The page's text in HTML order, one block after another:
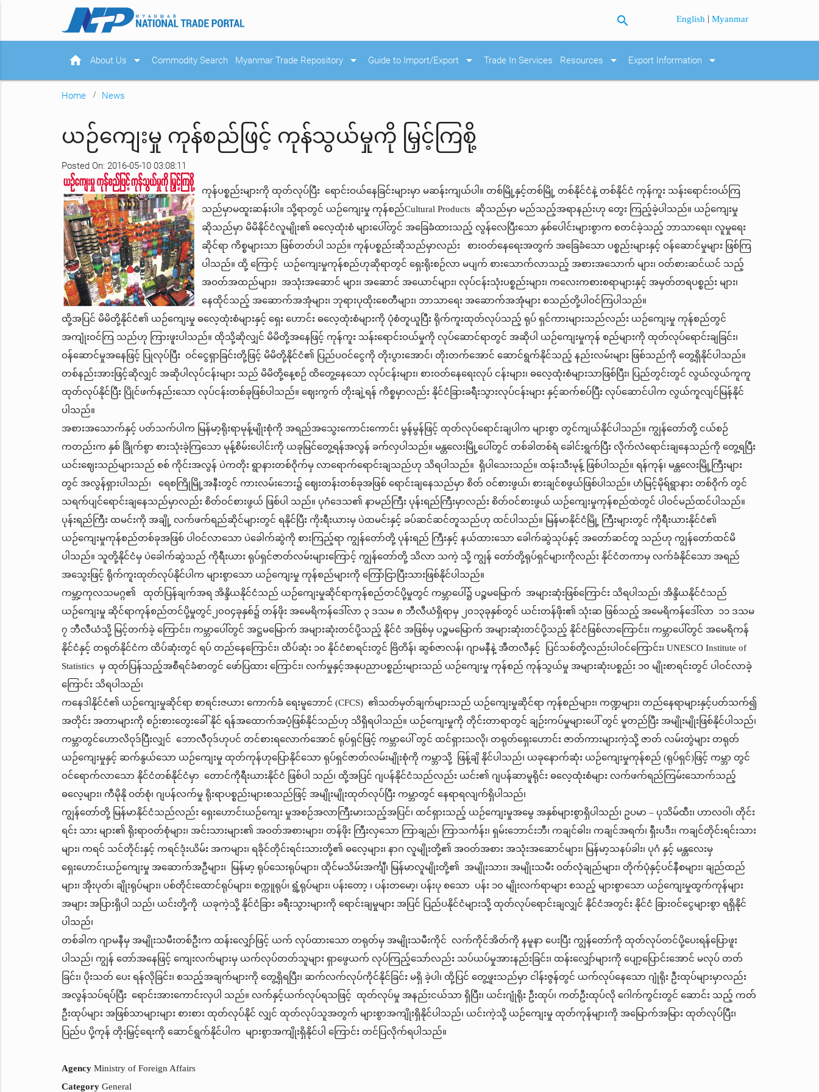
search English |Myanmar
home About Us arrow_drop_down Commodity Search Myanmar Trade Repository arrow_drop_down Guide to Import/Export arrow_drop_down Trade In Services Resources arrow_drop_down Export Information arrow_drop_down
Home News
ယဉ်ကျေးမှု ကုန်စည်ဖြင့် ကုန်သွယ်မှုကို မြှင့်ကြစို့
Posted On: 2016-05-10 03:08:11
ကုန်ပစ္စည်းများကို ထုတ်လုပ်ပြီး ရောင်းဝယ်နေခြင်းများမှာ မဆန်းကျယ်ပါ။ တစ်မြို့နှင့်တစ်မြို့ တစ်နိုင်ငံနဲ့ တစ်နိုင်ငံ ကုန်ကူး သန်းရောင်းဝယ်ကြ
သည်မှာမထူးဆန်းပါ။ သို့ရာတွင် ယဉ်ကျေးမှု ကုန်စည်Cultural Products ဆိုသည်မှာ မည်သည့်အရာနည်းဟု တွေး ကြည့်ခဲ့ပါသည်။ ယဉ်ကျေးမှု
ဆိုသည်မှာ မိမိနိုင်ငံလူမျိုး၏ ဓလေ့ထုံးစံ များပေါ်တွင် အခြေခံထားသည့် လွန်လေပြီးသော နှစ်ပေါင်းများစွာက စတင်ခဲ့သည့် ဘာသာရေး၊ လူမှုရေး
ဆိုင်ရာ ကိစ္စများသာ ဖြစ်တတ်ပါ သည်။ ကုန်ပစ္စည်းဆိုသည်မှာလည်း စားဝတ်နေရေးအတွက် အခြေခံသော ပစ္စည်းများနှင့် ဝန်ဆောင်မှုများ ဖြစ်ကြ
ပါသည်။ ထို့ ကြောင့် ယဉ်ကျေးမှုကုန်စည်ဟုဆိုရာတွင် ရှေးရိုးစဉ်လာ မပျက် စားသောက်လာသည့် အစားအသောက် များ၊ ဝတ်စားဆင်ယင် သည့်
အဝတ်အထည်များ၊ အသုံးအဆောင် များ၊ အဆောင် အယောင်များ၊ လုပ်ငန်းသုံးပစ္စည်းများ၊ ကလေးကစားစရာများနှင့် အမှတ်တရပစ္စည်း များ၊
နေထိုင်သည့် အဆောက်အအုံများ၊ ဘုရားပုထိုးစေတီများ၊ ဘာသာရေး အဆောက်အအုံများ စသည်တို့ပါဝင်ကြပါသည်။
ထို့အပြင် မိမိတို့နိုင်ငံ၏ ယဉ်ကျေးမှု ဓလေ့ထုံးစံများနှင့် ရှေး ဟောင်း ဓလေ့ထုံးစံများကို ပုံစံတူယူပြီး ရိုက်ကူးထုတ်လုပ်သည့် ရုပ် ရှင်ကားများသည်လည်း ယဉ်ကျေးမှု ကုန်စည်တွင်
အကျုံးဝင်ကြ သည်ဟု ကြားဖူးပါသည်။ ထိုသို့ဆိုလျှင် မိမိတို့အနေဖြင့် ကုန်ကူး သန်းရောင်းဝယ်မှုကို လုပ်ဆောင်ရာတွင် အဆိုပါ ယဉ်ကျေးမှုကုန် စည်များကို ထုတ်လုပ်ရောင်းချခြင်း၊
ဝန်ဆောင်မှုအနေဖြင့် ပြုလုပ်ပြီး ဝင်ငွေရှာခြင်းတို့ဖြင့် မိမိတို့နိုင်ငံ၏ ပြည်ပဝင်ငွေကို တိုးပွားအောင်၊ တိုးတက်အောင် ဆောင်ရွက်နိုင်သည့် နည်းလမ်းများ ဖြစ်သည်ကို တွေ့ရှိနိုင်ပါသည်။
တစ်နည်းအားဖြင့်ဆိုလျှင် အဆိုပါလုပ်ငန်းများ သည် မိမိတို့နေ့စဉ် ထိတွေ့နေသော လုပ်ငန်းများ၊ စားဝတ်နေရေးလုပ် ငန်းများ၊ ဓလေ့ထုံးစံများသာဖြစ်ပြီး၊ ပြည်တွင်းတွင် လွယ်လွယ်ကူကူ
ထုတ်လုပ်နိုင်ပြီး ပြိုင်ဖက်နည်းသော လုပ်ငန်းတစ်ခုဖြစ်ပါသည်။ ဈေးကွက် တိုးချဲ့ရန် ကိစ္စမှာလည်း နိုင်ငံခြားခရီးသွားလုပ်ငန်းများ နှင့်ဆက်စပ်ပြီး လုပ်ဆောင်ပါက လွယ်ကူလျင်မြန်နိုင်
ပါသည်။
အစားအသောက်နှင့် ပတ်သက်ပါက မြန်မာ့ရိုးရာမုန့်မျိုးစုံကို အရည်အသွေးကောင်းကောင်း မွန်မွန်ဖြင့် ထုတ်လုပ်ရောင်းချပါက များစွာ တွင်ကျယ်နိုင်ပါသည်။ ကျွန်တော်တို့ ငယ်စဉ်
ကတည်းက နှစ် ခြိုက်စွာ စားသုံးခဲ့ကြသော မုန့်စိမ်းပေါင်းကို ယခုမြင်တွေ့ရန်အလွန် ခက်လှပါသည်။ မန္တလေးမြို့ပေါ်တွင် တစ်ခါတစ်ရံ ခေါင်းရွက်ပြီး လိုက်လံရောင်းချနေသည်ကို တွေ့ရပြီး
ယင်းဈေးသည်များသည် စစ် ကိုင်းအလွန် ပဲကတိုး ရွာနားတစ်ဝိုက်မှ လာရောက်ရောင်းချသည်ဟု သိရပါသည်။ ရှိပါသေးသည်။ ထန်းသီးမုန့် ဖြစ်ပါသည်။ ရန်ကုန်၊ မန္တလေးမြို့ကြီးများ
တွင် အလွန်ရှားပါသည်၊ ရေစကြိုမြို့အနီးတွင် ကားလမ်းဘေး၌ ဈေးတန်းတစ်ခုအဖြစ် ရောင်းချနေသည်မှာ စိတ် ဝင်စားဖွယ်၊ စားချင်စဖွယ်ဖြစ်ပါသည်။ ဟံမြင့်မိုရ်ရွာနား တစ်ဝိုက် တွင်
သရက်ပျင်ရောင်းချနေသည်မှာလည်း စိတ်ဝင်စားဖွယ် ဖြစ်ပါ သည်။ ပုဂံဒေသ၏ နာမည်ကြီး ပုန်းရည်ကြီးမှာလည်း စိတ်ဝင်စားဖွယ် ယဉ်ကျေးမှုကုန်စည်ထဲတွင် ပါဝင်မည်ထင်ပါသည်။
ပုန်းရည်ကြီး ထမင်းကို အချို့ လက်ဖက်ရည်ဆိုင်များတွင် ရနိုင်ပြီး ကိုးရီးယားမှ ပဲထမင်းနှင့် ခပ်ဆင်ဆင်တူသည်ဟု ထင်ပါသည်။ မြန်မာနိုင်ငံမြို့ ကြီးများတွင် ကိုရီးယားနိုင်ငံ၏
ယဉ်ကျေးမှုကုန်စည်တစ်ခုအဖြစ် ပါဝင်လာသော ပဲခေါက်ဆွဲကို စားကြည့်ရာ ကျွန်တော်တို့ ပုန်းရည် ကြီးနှင့် နယ်ထားသော ခေါက်ဆွဲသုပ်နှင့် အတော်ဆင်တူ သည်ဟု ကျွန်တော်ထင်မိ
ပါသည်။ သူတို့နိုင်ငံမှ ပဲခေါက်ဆွဲသည် ကိုရီးယား ရုပ်ရှင်ဇာတ်လမ်းများကြောင့် ကျွန်တော်တို့ သိလာ သကဲ့ သို့ ကျွန် တော်တို့ရုပ်ရှင်များကိုလည်း နိုင်ငံတကာမှ လက်ခံနိုင်သော အရည်
အသွေးဖြင့် ရိုက်ကူးထုတ်လုပ်နိုင်ပါက များစွာသော ယဉ်ကျေးမှု ကုန်စည်များကို ကြော်ငြာပြီးသားဖြစ်နိုင်ပါသည်။
ကမ္ဘာ့ကုလသမဂ္ဂ၏ ထုတ်ပြန်ချက်အရ အိန္ဒိယနိုင်ငံသည် ယဉ်ကျေးမှုဆိုင်ရာကုန်စည်တင်ပို့မှုတွင် ကမ္ဘာပေါ်၌ ပဉ္စမမြောက် အများဆုံးဖြစ်ကြောင်း သိရပါသည်၊ အိန္ဒိယနိုင်ငံသည်
ယဉ်ကျေးမှု ဆိုင်ရာကုန်စည်တင်ပို့မှုတွင်၂၀ဝ၄ခုနှစ်၌ တန်ဖိုး အမေရိကန်ဒေါ်လာ ၃ ဒသမ ၈ ဘီလီယံရှိရာမှ ၂၀၁၃ခုနှစ်တွင် ယင်းတန်ဖိုး၏ သုံးဆ ဖြစ်သည့် အမေရိကန်ဒေါ်လာ ၁၁ ဒသမ
၇ ဘီလီယံသို့ မြင့်တက်ခဲ့ ကြောင်း၊ ကမ္ဘာပေါ်တွင် အဋ္ဌမမြောက် အများဆုံးတင်ပို့သည့် နိုင်ငံ အဖြစ်မှ ပဉ္စမမြောက် အများဆုံးတင်ပို့သည့် နိုင်ငံဖြစ်လာကြောင်း၊ ကမ္ဘာပေါ်တွင် အမေရိကန်
နိုင်ငံနှင့် တရုတ်နိုင်ငံက ထိပ်ဆုံးတွင် ရပ် တည်နေကြောင်း၊ ထိပ်ဆုံး ၁၀ နိုင်ငံစာရင်းတွင် ဗြိတိန်၊ ဆွစ်ဇာလန်၊ ဂျာမနီနဲ့ အီတလီနှင့် ပြင်သစ်တို့လည်းပါဝင်ကြောင်း၊ UNESCO Institute of
Statistics မှ ထုတ်ပြန်သည့်အစီရင်ခံစာတွင် ဖော်ပြထား ကြောင်း၊ လက်မှုနှင့်အနုပညာပစ္စည်းများသည် ယဉ်ကျေးမှု ကုန်စည် ကုန်သွယ်မှု အများဆုံးပစ္စည်း ၁၀ မျိုးစာရင်းတွင် ပါဝင်လာခဲ့
ကြောင်း သိရပါသည်၊
ကနေဒါနိုင်ငံ၏ ယဉ်ကျေးမှုဆိုင်ရာ စာရင်းဇယား ကောက်ခံ ရေးမူဘောင် (CFCS) ၏သတ်မှတ်ချက်များသည် ယဉ်ကျေးမှုဆိုင်ရာ ကုန်စည်များ၊ ကဏ္ဍများ၊ တည်နေရာများနှင့်ပတ်သက်၍
အတိုင်း အတာများကို စဉ်းစားတွေးခေါ် နိုင် ရန်အထောက်အပံ့ဖြစ်နိုင်သည်ဟု သိရှိရပါသည်။ ယဉ်ကျေးမှုကို တိုင်းတာရာတွင် ချဉ်းကပ်မှုများပေါ် တွင် မူတည်ပြီး အမျိုးမျိုးဖြစ်နိုင်ပါသည်၊
ကမ္ဘာတွင်ဟောလိဝုဒ်ပြီးလျှင် ဘောလီဝုဒ်ဟုပင် တင်စားရလောက်အောင် ရုပ်ရှင်ဖြင့် ကမ္ဘာပေါ် တွင် ထင်ရှားသလို၊ တရုတ်ရှေးဟောင်း ဇာတ်ကားများကဲ့သို့ ဇာတ် လမ်းတွဲများ တရုတ်
ယဉ်ကျေးမှုနှင့် ဆက်နွယ်သော ယဉ်ကျေးမှု ထုတ်ကုန်ဟုပြောနိုင်သော ရုပ်ရှင်ဇာတ်လမ်းမျိုးစုံကို ကမ္ဘာသို့ ဖြန့်ချိ နိုင်ပါသည်၊ ယခုနောက်ဆုံး ယဉ်ကျေးမှုကုန်စည် (ရုပ်ရှင်)ဖြင့် ကမ္ဘာ တွင်
ဝင်ရောက်လာသော နိုင်ငံတစ်နိုင်ငံမှာ တောင်ကိုရီးယားနိုင်ငံ ဖြစ်ပါ သည်၊ ထို့အပြင် ဂျပန်နိုင်ငံသည်လည်း ယင်း၏ ဂျပန်ဆာမူရိုင်း ဓလေ့ထုံးစံများ လက်ဖက်ရည်ကြမ်းသောက်သည့်
ဓလေ့များ၊ ကီမိုနို ဝတ်စုံ၊ ဂျပန်လက်မှု ရိုးရာပစ္စည်းများစသည်ဖြင့် အမျိုးမျိုးထုတ်လုပ်ပြီး ကမ္ဘာတွင် နေရာရလျက်ရှိပါသည်၊
ကျွန်တော်တို့ မြန်မာနိုင်ငံသည်လည်း ရှေးဟောင်းယဉ်ကျေး မှုအစဉ်အလာကြီးမားသည့်အပြင်၊ ထင်ရှားသည့် ယဉ်ကျေးမှုအမွေ အနှစ်များစွာရှိပါသည်၊ ဥပမာ – ပုသိမ်ထီး၊ ဟာလဝါ၊ တိုင်း
ရင်း သား များ၏ ရိုးရာဝတ်စုံများ၊ အင်းသားများ၏ အဝတ်အစားများ၊ တန်ဖိုး ကြီးလှသော ကြာချည်၊ ကြာသင်္ကန်း၊ ရှမ်းဘောင်းဘီ၊ ကချင်ဓါး၊ ကချင်အရက်၊ ရှီးပဒီး၊ ကချင်တိုင်းရင်းသား
များ၊ ကရင် သင်တိုင်းနှင့် ကရင်ဒုံးယိမ်း အကများ၊ ရခိုင်တိုင်းရင်းသားတို့၏ ဓလေ့များ၊ နာဂ လူမျိုးတို့၏ အဝတ်အစား အသုံးအဆောင်များ၊ မြန်မာ့သနပ်ခါး၊ ပုဂံ နှင့် မန္တလေးမှ
ရှေးဟောင်းယဉ်ကျေးမှု အဆောက်အဦများ၊ မြန်မာ့ ရုပ်သေးရုပ်များ၊ ထိုင်မသိမ်းအင်္ကျီ၊ မြန်မာလူမျိုးတို့၏ အမျိုးသား၊ အမျိုးသမီး ဝတ်လုံချည်များ၊ တိုက်ပုံနှင့်ပင်နီစများ၊ ချည်ထည်
များ၊ အိုးပုတ်၊ ချိုးရုပ်များ၊ ပစ်တိုင်းထောင်ရုပ်များ၊ စက္ကူရုပ်၊ ရွံ့ရုပ်များ၊ ပန်းတော့ ၊ ပန်းတမော့၊ ပန်းပု စသော ပန်း ၁၀ မျိုးလက်ရာများ စသည့် များစွာသော ယဉ်ကျေးမှုထွက်ကုန်များ
အများ အပြားရှိပါ သည်၊ ယင်းတို့ကို ယခုကဲ့သို့ နိုင်ငံခြား ခရီးသွားများကို ရောင်းချမှုများ အပြင် ပြည်ပနိုင်ငံများသို့ ထုတ်လုပ်ရောင်းချလျှင် နိုင်ငံအတွင်း နိုင်ငံ ခြားဝင်ငွေများစွာ ရရှိနိုင်
ပါသည်၊
တစ်ခါက ဂျာမနီမှ အမျိုးသမီးတစ်ဦးက ထန်းလျှော်ဖြင့် ယက် လုပ်ထားသော တရုတ်မှ အမျိုးသမီးကိုင် လက်ကိုင်အိတ်ကို နမူနာ ပေးပြီး ကျွန်တော်ကို ထုတ်လုပ်တင်ပို့ပေးရန်ပြောဖူး
ပါသည်၊ ကျွန် တော်အနေဖြင့် ကျေးလက်များမှ ယက်လုပ်တတ်သူများ ရှာဖွေယက် လုပ်ကြည့်သော်လည်း သပ်ယပ်မှုအားနည်းခြင်း၊ ထန်းလျှော်များကို ပျော့ပြောင်းအောင် မလုပ် တတ်
ခြင်း၊ ပိုးသတ် ပေး ရန်လိုခြင်း၊ စသည့်အချက်များကို တွေ့ရှိရပြီး၊ ဆက်လက်လုပ်ကိုင်နိုင်ခြင်း မရှိ ခဲ့ပါ၊ ထို့ပြင် တွေ့ဖူးသည်မှာ ငါန်းဇွန်တွင် ယက်လုပ်နေသော ဂျုံရိုး ဦးထုပ်များမှာလည်း
အလွန်သပ်ရပ်ပြီး ရောင်းအားကောင်းလှပါ သည်။ လက်နှင့်ယက်လုပ်ရသဖြင့် ထုတ်လုပ်မှု အနည်းငယ်သာ ရှိပြီး၊ ယင်းဂျုံရိုး ဦးထုပ်၊ ကတ်ဦးထုပ်လို ဂေါက်ကွင်းတွင် ဆောင်း သည့် ကတ်
ဦးထုပ်များ အဖြစ်သာများများ စားစား ထုတ်လုပ်နိုင် လျှင် ထုတ်လုပ်သူအတွက် များစွာအကျိုးရှိနိုင်ပါသည်၊ ယင်းကဲ့သို့ ယဉ်ကျေးမှု ထုတ်ကုန်များကို အမြောက်အမြား ထုတ်လုပ်ပြီး၊
ပြည်ပ ပို့ကုန် တိုးမြှင့်ရေးကို ဆောင်ရွက်နိုင်ပါက များစွာအကျိုးရှိနိုင်ပါ ကြောင်း တင်ပြလိုက်ရပါသည်။
AgencyMinistry of Foreign Affairs
CategoryGeneral